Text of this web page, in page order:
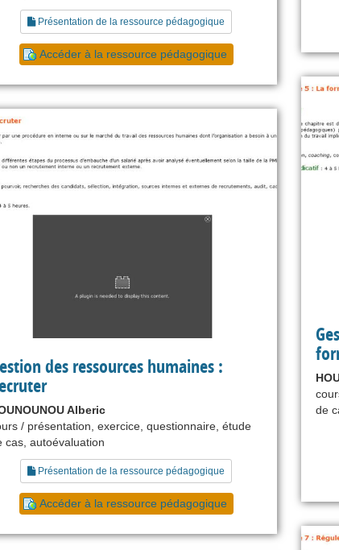
Présentation de la ressource pédagogique
Accéder à la ressource pédagogique
de
des ressources humaines :
Alberic
/ présentation, exercice, questionnaire, étude
cas, autoévaluation
Présentation de la ressource pédagogique
Accéder à la ressource pédagogique